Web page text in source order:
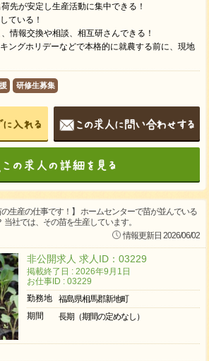
先が安定し生産活動に集中できる！
ている！
情報交換や相談、相互研さんできる！
ングホリデーなどで本格的に就農する前に、現地
研修生募集
生産の仕事です！】 ホームセンターで苗が並んでいる
社では、その苗を生産しています。
情報更新日 2026/06/02
非公開求人 求人ID：03229
掲載終了日 : 2026年9月1日
お仕事ID : 03229
勤務地
福島県相馬郡新地町
期間
長期（期間の定めなし）